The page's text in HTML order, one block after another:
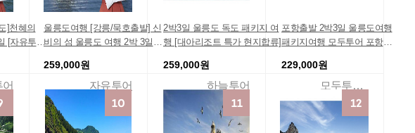
]천혜의
[자유투
세일 현
울릉도여행 [강릉/묵호출발] 신
비의 섬 울릉도 여행 2박 3일
할인여행지 단체여행사 [파격
할인] 인기여행지 한정판매 가
격인하 맛집탐방
259,000원
자유투어
2박3일 울릉도 독도 패키지 여
행 [대아리조트 특가 현지합류]
259,000원
하늘투어
포항출발 2박3일 울릉도여행
패키지여행 모두투어 포항울
229,000원
모두투어패키지여행